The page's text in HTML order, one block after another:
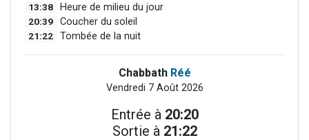
13:38 Heure de milieu du jour
20:39 Coucher du soleil
21:22 Tombée de la nuit
Chabbath Réé
Vendredi 7 Août 2026
Entrée à 20:20
Sortie à 21:22